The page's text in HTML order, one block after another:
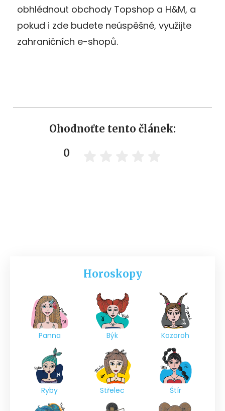
obhlédnout obchody Topshop a H&M, a
pokud i zde budete neúspěšné, využijte
zahraničních e-shopů.
Ohodnoťte tento článek:
0
Horoskopy
Panna Býk Kozoroh
Ryby Střelec Štír